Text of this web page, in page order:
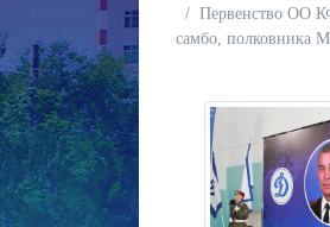
Первенство ОО
самбо, полковника